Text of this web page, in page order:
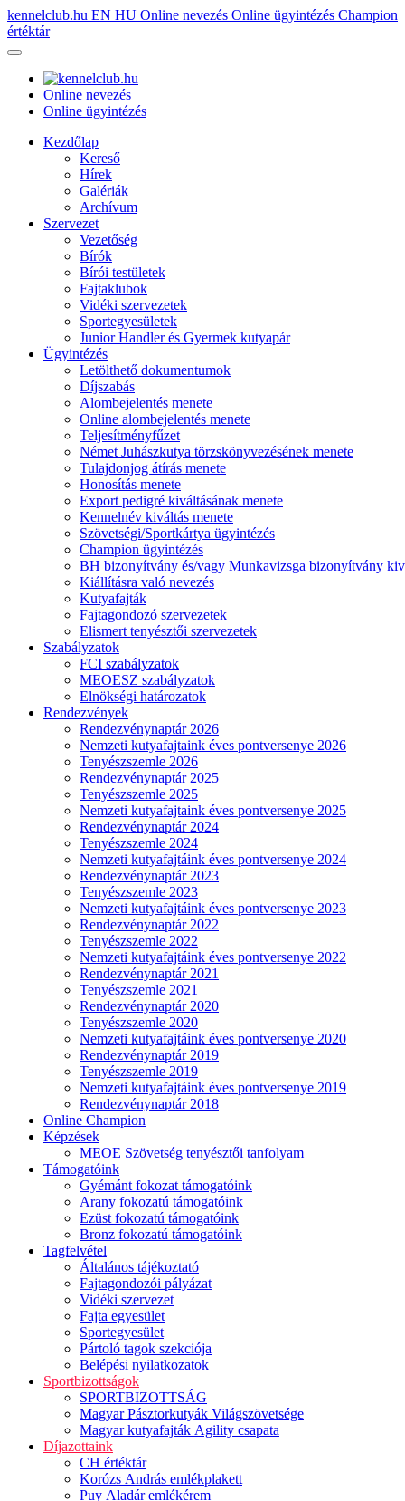
kennelclub.hu EN HU Online nevezés Online ügyintézés Champion
értéktár
Online nevezés
Online ügyintézés
Kezdőlap
Kereső
Hírek
Galériák
Archívum
Szervezet
Vezetőség
Bírók
Bírói testületek
Fajtaklubok
Vidéki szervezetek
Sportegyesületek
Junior Handler és Gyermek kutyapár
Ügyintézés
Letölthető dokumentumok
Díjszabás
Alombejelentés menete
Online alombejelentés menete
Teljesítményfűzet
Német Juhászkutya törzskönyvezésének menete
Tulajdonjog átírás menete
Honosítás menete
Export pedigré kiváltásának menete
Kennelnév kiváltás menete
Szövetségi/Sportkártya ügyintézés
Champion ügyintézés
BH bizonyítvány és/vagy Munkavizsga bizonyítvány
Kiállításra való nevezés
Kutyafajták
Fajtagondozó szervezetek
Elismert tenyésztői szervezetek
Szabályzatok
FCI szabályzatok
MEOESZ szabályzatok
Elnökségi határozatok
Rendezvények
Rendezvénynaptár 2026
Nemzeti kutyafajtaink éves pontversenye 2026
Tenyészszemle 2026
Rendezvénynaptár 2025
Tenyészszemle 2025
Nemzeti kutyafajtaink éves pontversenye 2025
Rendezvénynaptár 2024
Tenyészszemle 2024
Nemzeti kutyafajtáink éves pontversenye 2024
Rendezvénynaptár 2023
Tenyészszemle 2023
Nemzeti kutyafajtáink éves pontversenye 2023
Rendezvénynaptár 2022
Tenyészszemle 2022
Nemzeti kutyafajtáink éves pontversenye 2022
Rendezvénynaptár 2021
Tenyészszemle 2021
Rendezvénynaptár 2020
Tenyészszemle 2020
Nemzeti kutyafajtáink éves pontversenye 2020
Rendezvénynaptár 2019
Tenyészszemle 2019
Nemzeti kutyafajtáink éves pontversenye 2019
Rendezvénynaptár 2018
Online Champion
Képzések
MEOE Szövetség tenyésztői tanfolyam
Támogatóink
Gyémánt fokozat támogatóink
Arany fokozatú támogatóink
Ezüst fokozatú támogatóink
Bronz fokozatú támogatóink
Tagfelvétel
Általános tájékoztató
Fajtagondozói pályázat
Vidéki szervezet
Fajta egyesület
Sportegyesület
Pártoló tagok szekciója
Belépési nyilatkozatok
Sportbizottságok
SPORTBIZOTTSÁG
Magyar Pásztorkutyák Világszövetsége
Magyar kutyafajták Agility csapata
Díjazottaink
CH értéktár
Korózs András emlékplakett
Puy Aladár emlékérem